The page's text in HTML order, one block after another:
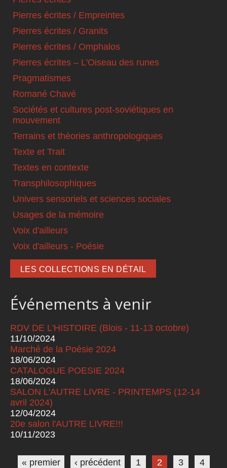
Pierres écrites / Empreintes
Pierres écrites / Granits
Pierres écrites / Omphalos
Pierres écrites – L'Oiseau des runes
Pragmatismes
Romané Chavé
Sociétés et cultures post-soviétiques en
mouvement
Terrains et théories anthropologiques
Texte et Trait
Textes en contexte
Transphilosophiques
Univers sensoriels et sciences sociales
Usages de la mémoire
Voix d'ailleurs
Voix d'ailleurs - Poésie
LES COLLECTIONS EN DÉTAIL
Événements à venir
RDV DE L'HISTOIRE (Blois - 11-13 octobre)
11/10/2024
Marché de la Poésie 2024
18/06/2024
CATALOGUE POESIE 2024
18/06/2024
SALON L'AUTRE LIVRE - PRINTEMPS (12-14
avril 2024)
12/04/2024
20e salon l'AUTRE LIVRE!!!
10/11/2023
Pages
« premier ‹ précédent 1 2 3 4